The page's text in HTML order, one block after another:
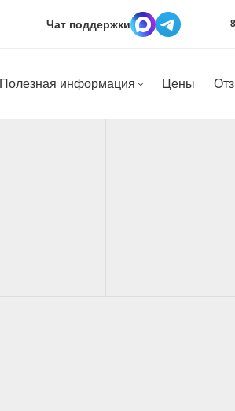
Чат поддержки
Полезная информация Цены